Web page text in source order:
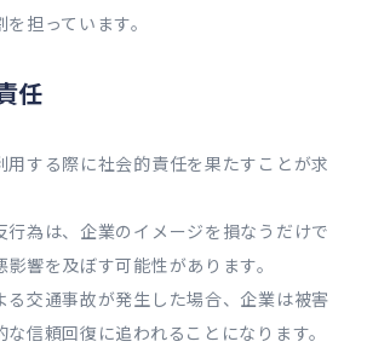
担っています。
任
用する際に社会的責任を果たすことが求
行為は、企業のイメージを損なうだけで
響を及ぼす可能性があります。
る交通事故が発生した場合、企業は被害
信頼回復に追われることになります。